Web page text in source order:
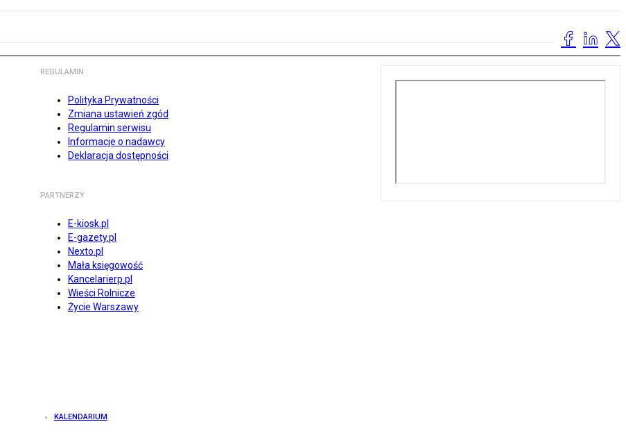
REGULAMIN
Polityka Prywatności
Zmiana ustawień zgód
Regulamin serwisu
Informacje o nadawcy
Deklaracja dostępności
PARTNERZY
E-kiosk.pl
E-gazety.pl
Nexto.pl
Mała księgowość
Kancelarierp.pl
Wieści Rolnicze
Życie Warszawy
KALENDARIUM